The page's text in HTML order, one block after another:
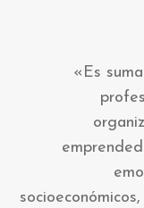
«Es